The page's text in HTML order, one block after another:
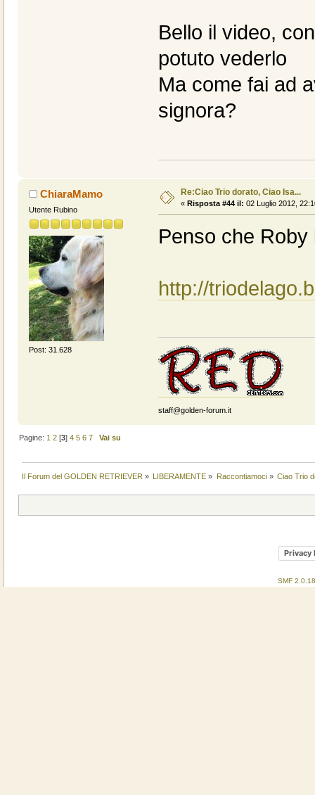
Bello il video,
potuto vederlo
Ma come fai ad
signora?
ChiaraMamo
Utente Rubino
Post: 31.628
Re:Ciao Trio dorato, Ciao Isa...
« Risposta #44 il: 02 Luglio 2012,
Penso che
http://
staff@golden-forum.it
Pagine: 1 2 [3]4 5 6 7 Vai su
Il Forum del GOLDEN RETRIEVER » LIBERAMENTE » Raccontiamoci» Ciao Trio
Privacy
SMF 2.0.18